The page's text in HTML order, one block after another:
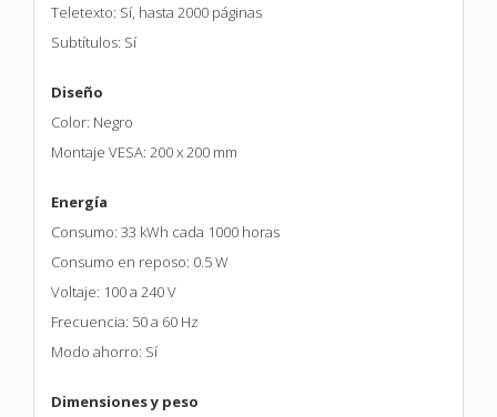
Teletexto: Sí, hasta 2000 páginas
Subtítulos: Sí
Diseño
Color: Negro
Montaje VESA: 200 x 200 mm
Energía
Consumo: 33 kWh cada 1000 horas
Consumo en reposo: 0.5 W
Voltaje: 100 a 240 V
Frecuencia: 50 a 60 Hz
Modo ahorro: Sí
Dimensiones y peso